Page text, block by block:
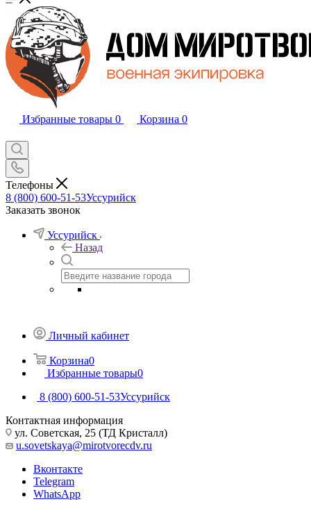
Избранные товары 0 Корзина 0
Телефоны
8 (800) 600-51-53Уссурийск
Заказать звонок
Уссурийск
Назад
Личный кабинет
Корзина0
Избранные товары0
8 (800) 600-51-53Уссурийск
Контактная информация
ул. Советская, 25 (ТД Кристалл)
u.sovetskaya@mirotvorecdv.ru
Вконтакте
Telegram
WhatsApp